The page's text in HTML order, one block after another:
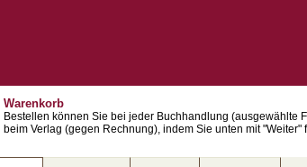
Warenkorb
Bestellen können Sie bei jeder Buchhandlung (ausgewählte
beim Verlag (gegen Rechnung), indem Sie unten mit "Weiter"